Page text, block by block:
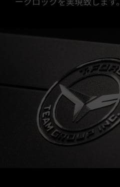
ークロックを実現致します。